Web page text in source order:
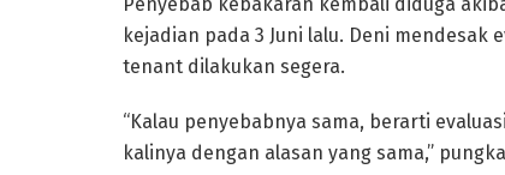
kejadian pada 3 Juni lalu. Deni
tenant dilakukan segera.
“Kalau penyebabnya sama, berarti
kalinya dengan alasan yang sama,”